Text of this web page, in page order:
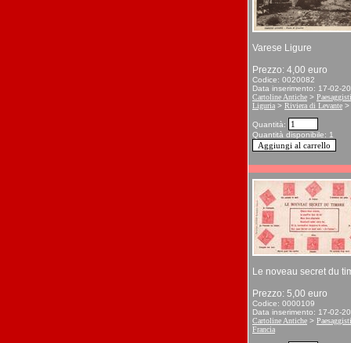
Varese Ligure
Prezzo: 4,00 euro
Codice: 0020082
Data inserimento: 17-02-
Cartoline Antiche >
Liguria > Riviera di Levante >
Quantità:
Quantità disponibile: 1
Le noveau secret du
Prezzo: 5,00 euro
Codice: 0000109
Data inserimento: 17-02-
Cartoline Antiche >
Francia